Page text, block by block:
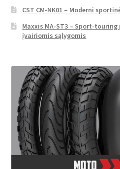
CST CM-NK01 – Moderni
Maxxis MA-ST3 – Sport-
įvairiomis sąlygomis